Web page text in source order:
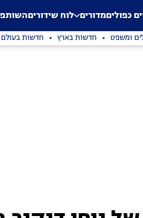
Application error: a
. כפוליםמדורים לוח שידורים
ומשפט חדשות בארץ חדשות בעולם